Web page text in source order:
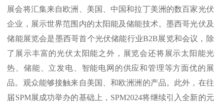
展会将汇集来自欧洲、美国、中国和拉丁美洲的数百家光伏
企业，展示世界范围内的太阳能及储能技术。墨西哥光伏及
储能展览会是墨西哥首个光伏储能行业B2B展览和会议，除
了展示丰富的光伏太阳能之外，展览会还将展示太阳能光
热、储能、立发电、智能电网的供应和管理等方面优的展
品。观众能够接触来自美国、和欧洲洲的产品。此外， 在往
届SPM展成功举办的基础上，SPM2024将继续引入全新的元